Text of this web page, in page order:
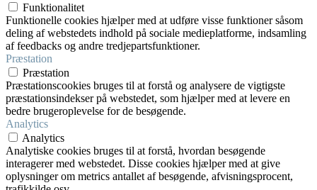
Funktionalitet
Funktionelle cookies hjælper med at udføre visse funktioner såsom
deling af webstedets indhold på sociale medieplatforme, indsamling
af feedbacks og andre tredjepartsfunktioner.
Præstation
Præstation
Præstationscookies bruges til at forstå og analysere de vigtigste
præstationsindekser på webstedet, som hjælper med at levere en
bedre brugeroplevelse for de besøgende.
Analytics
Analytics
Analytiske cookies bruges til at forstå, hvordan besøgende
interagerer med webstedet. Disse cookies hjælper med at give
oplysninger om metrics antallet af besøgende, afvisningsprocent,